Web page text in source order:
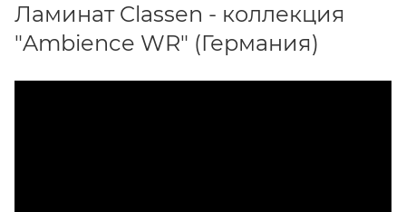
Ламинат Classen - коллекция
"Ambience WR" (Германия)